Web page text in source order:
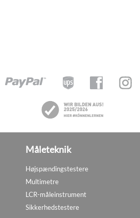
Måleteknik
Højspændingstestere
Multimetre
LCR-måleinstrument
Sikkerhedstestere